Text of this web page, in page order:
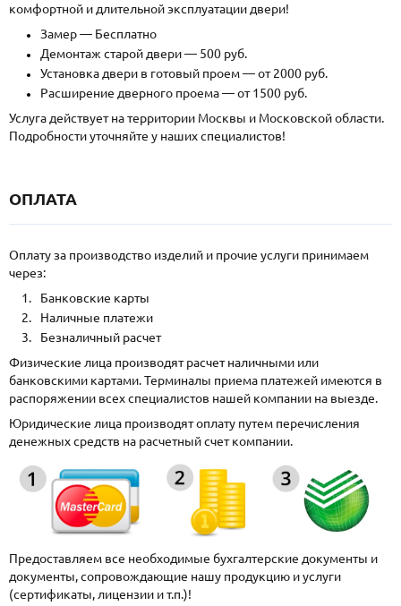
комфортной и длительной эксплуатации двери!
Замер — Бесплатно
Демонтаж старой двери — 500 руб.
Установка двери в готовый проем — от 2000 руб.
Расширение дверного проема — от 1500 руб.
Услуга действует на территории Москвы и Московской области.
Подробности уточняйте у наших специалистов!
ОПЛАТА
Оплату за производство изделий и прочие услуги принимаем
через:
Банковские карты
Наличные платежи
Безналичный расчет
Физические лица производят расчет наличными или
банковскими картами. Терминалы приема платежей имеются в
распоряжении всех специалистов нашей компании на выезде.
Юридические лица производят оплату путем перечисления
денежных средств на расчетный счет компании.
Предоставляем все необходимые бухгалтерские документы и
документы, сопровождающие нашу продукцию и услуги
(сертификаты, лицензии и т.п.)!